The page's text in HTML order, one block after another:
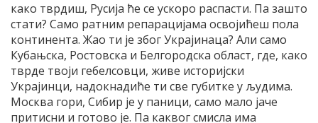
како тврдиш, Русија ће се ускоро распасти. Па зашто
стати? Само ратним репарацијама освојићеш пола
континента. Жао ти је због Украјинаца? Али само
Кубањска, Ростовска и Белгородска област, где, како
тврде твоји гебелсовци, живе историјски
Украјинци, надокнадиће ти све губитке у људима.
Москва гори, Сибир је у паници, само мало јаче
притисни и готово је. Па каквог смисла има